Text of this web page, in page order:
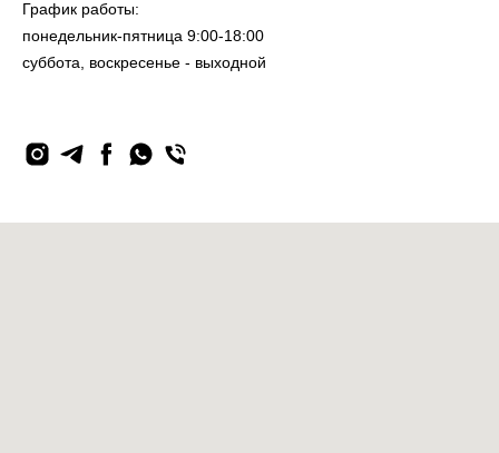
График работы:
понедельник-пятница 9:00-18:00
суббота, воскресенье - выходной